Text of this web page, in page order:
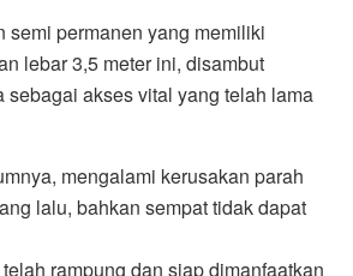
semi permanen yang memiliki
lebar 3,5 meter ini, disambut
sebagai akses vital yang telah lama
mengalami kerusakan parah
lalu, bahkan sempat tidak dapat
rampung dan siap dimanfaatkan